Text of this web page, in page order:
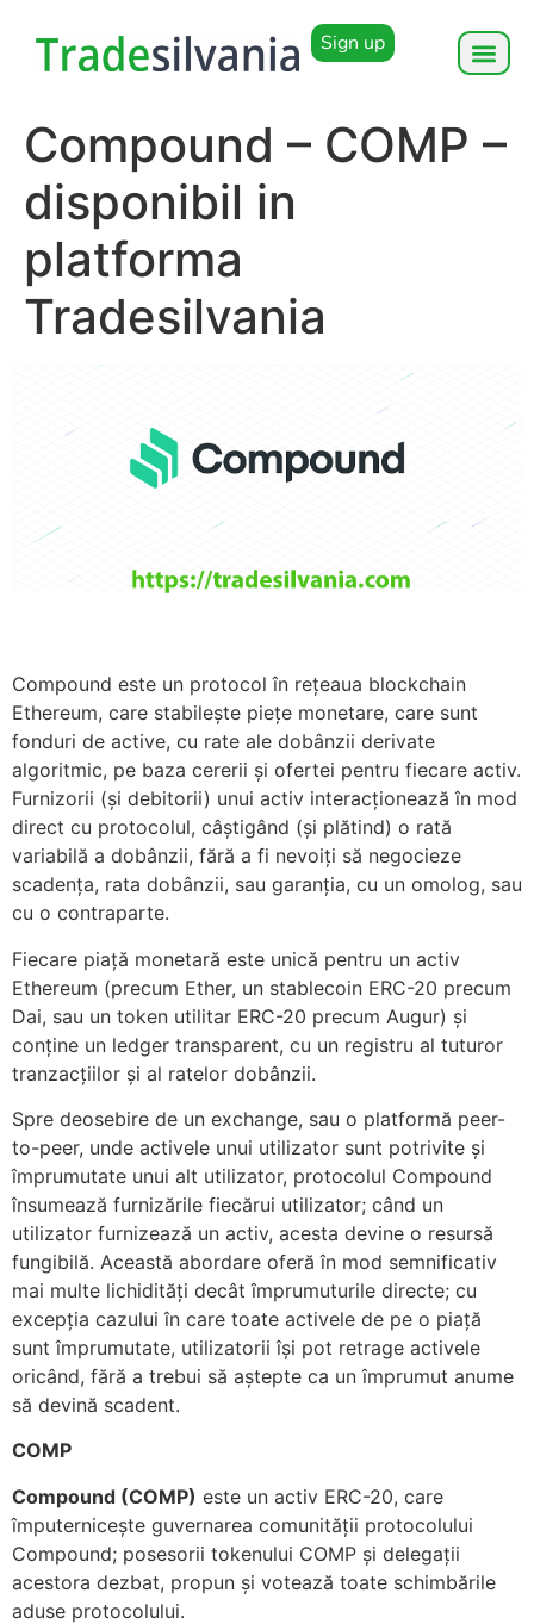
Sign up
Compound – COMP –
disponibil in
platforma
Tradesilvania
Compound este un protocol în rețeaua blockchain
Ethereum, care stabilește piețe monetare, care sunt
fonduri de active, cu rate ale dobânzii derivate
algoritmic, pe baza cererii și ofertei pentru fiecare activ.
Furnizorii (și debitorii) unui activ interacționează în mod
direct cu protocolul, câștigând (și plătind) o rată
variabilă a dobânzii, fără a fi nevoiți să negocieze
scadența, rata dobânzii, sau garanția, cu un omolog, sau
cu o contraparte.
Fiecare piață monetară este unică pentru un activ
Ethereum (precum Ether, un stablecoin ERC-20 precum
Dai, sau un token utilitar ERC-20 precum Augur) și
conține un ledger transparent, cu un registru al tuturor
tranzacțiilor și al ratelor dobânzii.
Spre deosebire de un exchange, sau o platformă peer-
to-peer, unde activele unui utilizator sunt potrivite și
împrumutate unui alt utilizator, protocolul Compound
însumează furnizările fiecărui utilizator; când un
utilizator furnizează un activ, acesta devine o resursă
fungibilă. Această abordare oferă în mod semnificativ
mai multe lichidități decât împrumuturile directe; cu
excepția cazului în care toate activele de pe o piață
sunt împrumutate, utilizatorii își pot retrage activele
oricând, fără a trebui să aștepte ca un împrumut anume
să devină scadent.
COMP
Compound (COMP) este un activ ERC-20, care
împuternicește guvernarea comunității protocolului
Compound; posesorii tokenului COMP și delegații
acestora dezbat, propun și votează toate schimbările
aduse protocolului.